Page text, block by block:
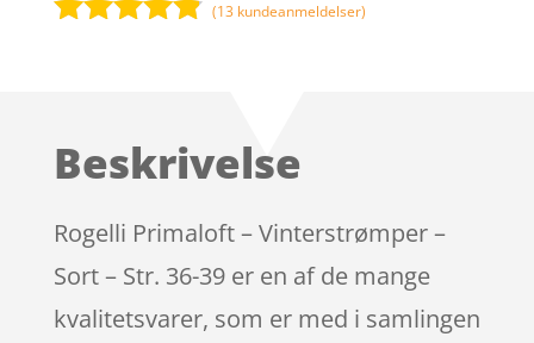
kundebedø
(13 kundeanmeldelser)
Beskrivelse
Rogelli Primaloft – Vinterstrømper –
Sort – Str. 36-39 er en af de mange
kvalitetsvarer, som er med i samlingen